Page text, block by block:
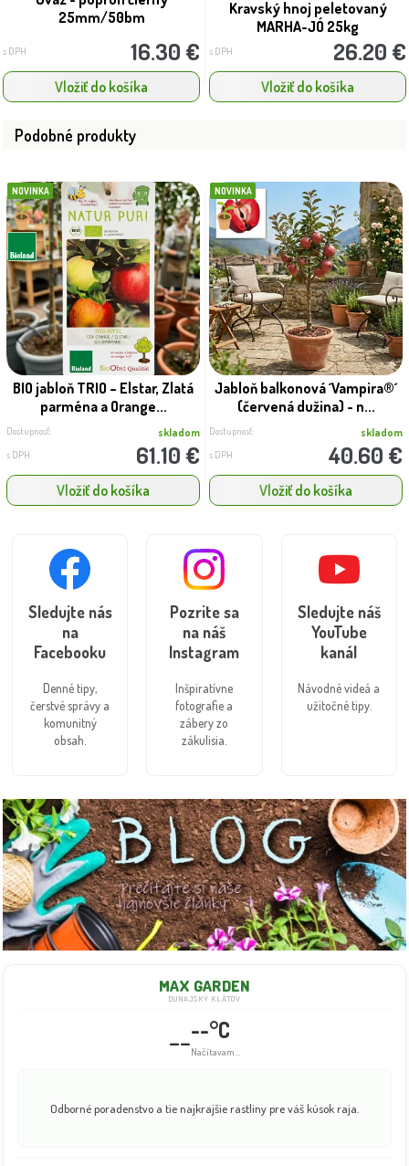
MAX GARDEN
DUNAJSKÝ KLÁTOV
--°C
Info dočasne nedostupné
Odborné poradenstvo a tie najkrajšie rastliny pre váš kúsok raja.
25mm/50bm
s DPH 16.30 €
Vložiť do košíka
Kravský hnoj peletovaný
MARHA-JÓ 25kg
s DPH 26.20 €
Vložiť do košíka
Podobné produkty
NOVINKA
BIO jabloň TRIO – Elstar, Zlatá
parména a Orange...
Dostupnosť: skladom
s DPH 61.10 €
Vložiť do košíka
NOVINKA
Jabloň balkonová ´Vampira®´
(červená dužina) - n...
Dostupnosť: skladom
s DPH 40.60 €
Vložiť do košíka
Sledujte nás
na
Facebooku
Denné tipy,
čerstvé správy a
komunitný
obsah.
Pozrite sa
na náš
Instagram
Inšpiratívne
fotografie a
zábery zo
zákulisia.
Sledujte náš
YouTube
kanál
Návodné videá a
užitočné tipy.